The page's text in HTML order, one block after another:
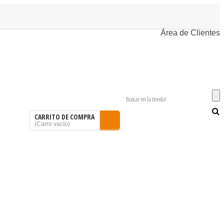
Área de Clientes
CARRITO DE COMPRA
(Carro vacío)